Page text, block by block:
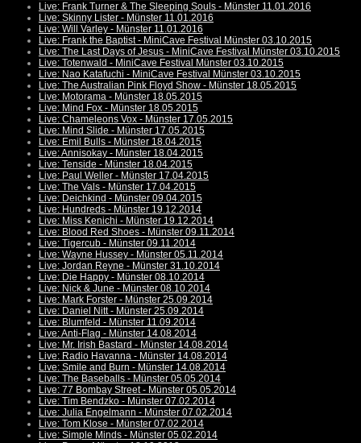
Live: Frank Turner & The Sleeping Souls - Münster 11.01.2016
Live: Skinny Lister - Münster 11.01.2016
Live: Will Varley - Münster 11.01.2016
Live: Frank the Baptist - MiniCave Festival Münster 03.10.2015
Live: The Last Days of Jesus - MiniCave Festival Münster 03.10.2015
Live: Totenwald - MiniCave Festival Münster 03.10.2015
Live: Nao Katafuchi - MiniCave Festival Münster 03.10.2015
Live: The Australian Pink Floyd Show - Münster 18.05.2015
Live: Motorama - Münster 18.05.2015
Live: Mind Fox - Münster 18.05.2015
Live: Chameleons Vox - Münster 17.05.2015
Live: Mind Slide - Münster 17.05.2015
Live: Emil Bulls - Münster 18.04.2015
Live: Annisokay - Münster 18.04.2015
Live: Tenside - Münster 18.04.2015
Live: Paul Weller - Münster 17.04.2015
Live: The Vals - Münster 17.04.2015
Live: Deichkind - Münster 09.04.2015
Live: Hundreds - Münster 19.12.2014
Live: Miss Kenichi - Münster 19.12.2014
Live: Blood Red Shoes - Münster 09.11.2014
Live: Tigercub - Münster 09.11.2014
Live: Wayne Hussey - Münster 05.11.2014
Live: Jordan Reyne - Münster 31.10.2014
Live: Die Happy - Münster 08.10.2014
Live: Nick & June - Münster 08.10.2014
Live: Mark Forster - Münster 25.09.2014
Live: Daniel Nitt - Münster 25.09.2014
Live: Blumfeld - Münster 11.09.2014
Live: Anti-Flag - Münster 14.08.2014
Live: Mr. Irish Bastard - Münster 14.08.2014
Live: Radio Havanna - Münster 14.08.2014
Live: Smile and Burn - Münster 14.08.2014
Live: The Baseballs - Münster 05.05.2014
Live: 77 Bombay Street - Münster 05.05.2014
Live: Tim Bendzko - Münster 07.02.2014
Live: Julia Engelmann - Münster 07.02.2014
Live: Tom Klose - Münster 07.02.2014
Live: Simple Minds - Münster 05.02.2014